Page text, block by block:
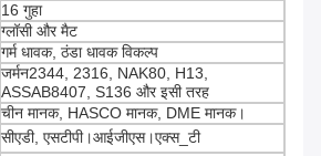
16 गुहा
ग्लॉसी और मैट
गर्म धावक, ठंडा धावक विकल्प
जर्मन2344, 2316, NAK80, H13,
ASSAB8407, S136 और इसी तरह
चीन मानक, HASCO मानक, DME मानक।
सीएडी, एसटीपी।आईजीएस।एक्स_टी